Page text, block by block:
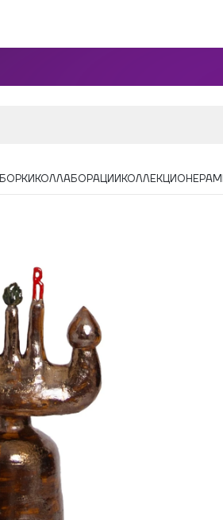
КОЛЛАБОРАЦИИ КОЛЛЕКЦИОНЕРАМ